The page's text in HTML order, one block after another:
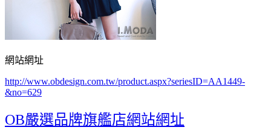
網站網址
http://www.obdesign.com.tw/product.aspx?seriesID=AA1449-
&no=629
OB嚴選品牌旗艦店網站網址